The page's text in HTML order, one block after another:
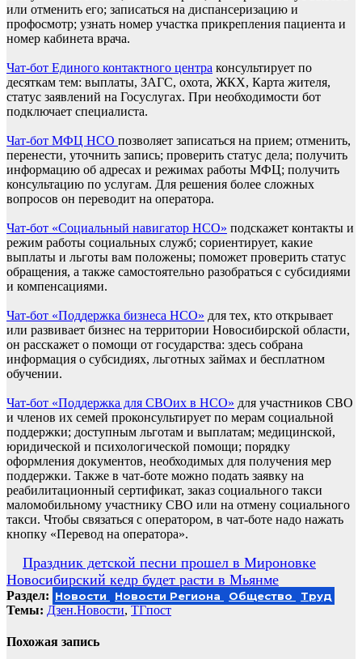
или отменить его; записаться на диспансеризацию и
профосмотр; узнать номер участка прикрепления пациента и
номер кабинета врача.
Чат-бот Единого контактного центра консультирует по
десяткам тем: выплаты, ЗАГС, охота, ЖКХ, Карта жителя,
статус заявлений на Госуслугах. При необходимости бот
подключает специалиста.
Чат-бот МФЦ НСО позволяет записаться на прием; отменить,
перенести, уточнить запись; проверить статус дела; получить
информацию об адресах и режимах работы МФЦ; получить
консультацию по услугам. Для решения более сложных
вопросов он переводит на оператора.
Чат-бот «Социальный навигатор НСО» подскажет контакты и
режим работы социальных служб; сориентирует, какие
выплаты и льготы вам положены; поможет проверить статус
обращения, а также самостоятельно разобраться с субсидиями
и компенсациями.
Чат-бот «Поддержка бизнеса НСО» для тех, кто открывает
или развивает бизнес на территории Новосибирской области,
он расскажет о помощи от государства: здесь собрана
информация о субсидиях, льготных займах и бесплатном
обучении.
Чат-бот «Поддержка для СВОих в НСО» для участников СВО
и членов их семей проконсультирует по мерам социальной
поддержки; доступным льготам и выплатам; медицинской,
юридической и психологической помощи; порядку
оформления документов, необходимых для получения мер
поддержки. Также в чат-боте можно подать заявку на
реабилитационный сертификат, заказ социального такси
маломобильному участнику СВО или на отмену социального
такси. Чтобы связаться с оператором, в чат-боте надо нажать
кнопку «Перевод на оператора».
Навигация
по
записям
Праздник детской песни прошел в Мироновке
Новосибирский кедр будет расти в Мьянме
Раздел: Новости Новости Региона Общество Труд
Темы: Дзен.Новости, ТГпост
Похожая запись